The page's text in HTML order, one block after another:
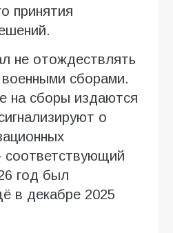
принятия
не отождествлять
сборами.
на сборы издаются
о
год был
в декабре 2025